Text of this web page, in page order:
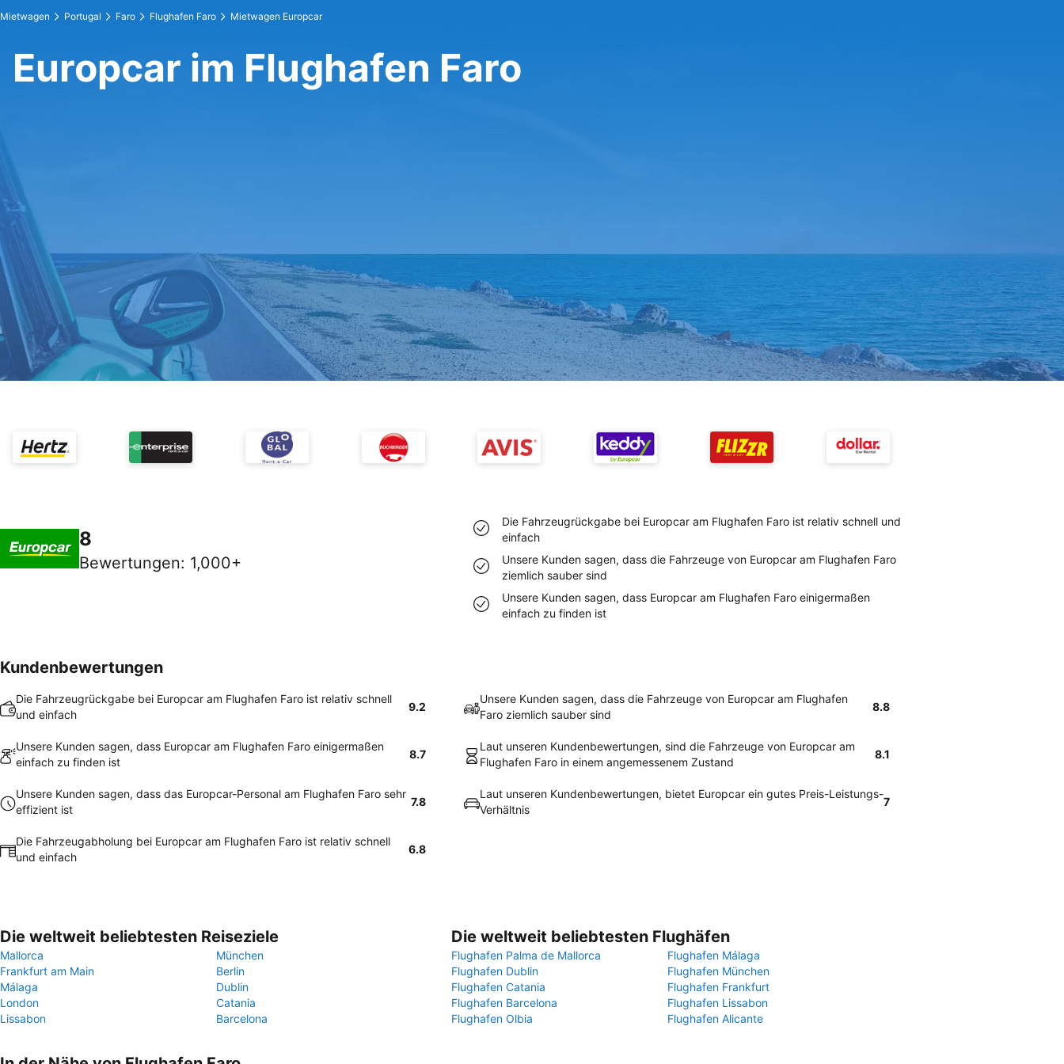
Mietwagen Portugal Faro Flughafen Faro Mietwagen Europcar
Europcar im Flughafen Faro
8
Bewertungen: 1,000+
Die Fahrzeugrückgabe bei Europcar am Flughafen Faro ist relativ schnell und
einfach
Unsere Kunden sagen, dass die Fahrzeuge von Europcar am Flughafen Faro
ziemlich sauber sind
Unsere Kunden sagen, dass Europcar am Flughafen Faro einigermaßen
einfach zu finden ist
Kundenbewertungen
Die Fahrzeugrückgabe bei Europcar am Flughafen Faro ist relativ schnell
und einfach
9.2
Unsere Kunden sagen, dass die Fahrzeuge von Europcar am Flughafen
Faro ziemlich sauber sind
8.8
Unsere Kunden sagen, dass Europcar am Flughafen Faro einigermaßen
einfach zu finden ist
8.7
Laut unseren Kundenbewertungen, sind die Fahrzeuge von Europcar am
Flughafen Faro in einem angemessenem Zustand
8.1
Unsere Kunden sagen, dass das Europcar-Personal am Flughafen Faro sehr
effizient ist
7.8
Laut unseren Kundenbewertungen, bietet Europcar ein gutes Preis-Leistungs-
Verhältnis
7
Die Fahrzeugabholung bei Europcar am Flughafen Faro ist relativ schnell
und einfach
6.8
Die weltweit beliebtesten Reiseziele
Mallorca
München
Frankfurt am Main
Berlin
Málaga
Dublin
London
Catania
Lissabon
Barcelona
Die weltweit beliebtesten Flughäfen
Flughafen Palma de Mallorca
Flughafen Málaga
Flughafen Dublin
Flughafen München
Flughafen Catania
Flughafen Frankfurt
Flughafen Barcelona
Flughafen Lissabon
Flughafen Olbia
Flughafen Alicante